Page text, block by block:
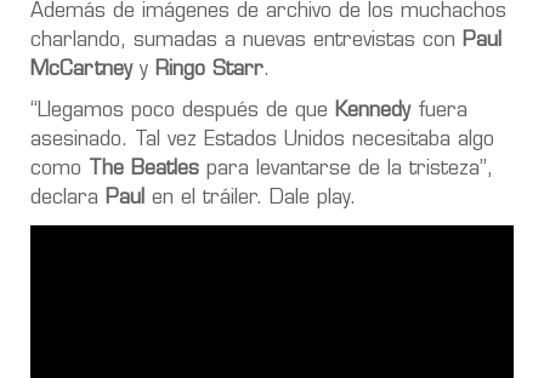
Además de imágenes de archivo de los muchachos
charlando, sumadas a nuevas entrevistas con Paul
McCartneyy Ringo Starr.
“Llegamos poco después de que Kennedyfuera
asesinado. Tal vez Estados Unidos necesitaba algo
como
The Beatles para levantarse de la tristeza”,
declara Paul en el tráiler. Dale play.